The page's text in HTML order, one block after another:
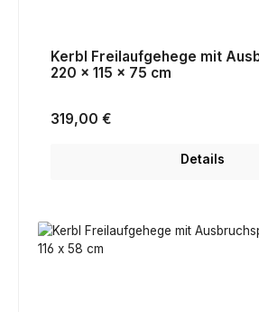
Kerbl Freilaufgehege mit
220 x 115 x 75 cm
Regulärer Preis:
319,00 €
Details